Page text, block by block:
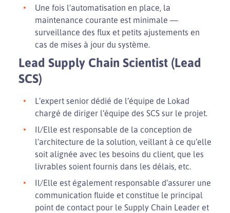
Une fois l’automatisation en place, la
maintenance courante est minimale —
surveillance des flux et petits ajustements en
cas de mises à jour du système.
Lead Supply Chain Scientist (Lead
SCS)
L’expert senior dédié de l’équipe de Lokad
chargé de diriger l’équipe des SCS sur le projet.
Il/Elle est responsable de la conception de
l’architecture de la solution, veillant à ce qu’elle
soit alignée avec les besoins du client, que les
livrables soient fournis dans les délais, etc.
Il/Elle est également responsable d’assurer une
communication fluide et constitue le principal
point de contact pour le Supply Chain Leader et